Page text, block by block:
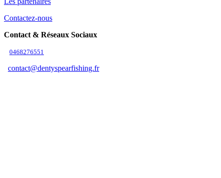
Contactez-nous
Contact & Réseaux Sociaux
0468276551
contact@dentyspearfishing.fr